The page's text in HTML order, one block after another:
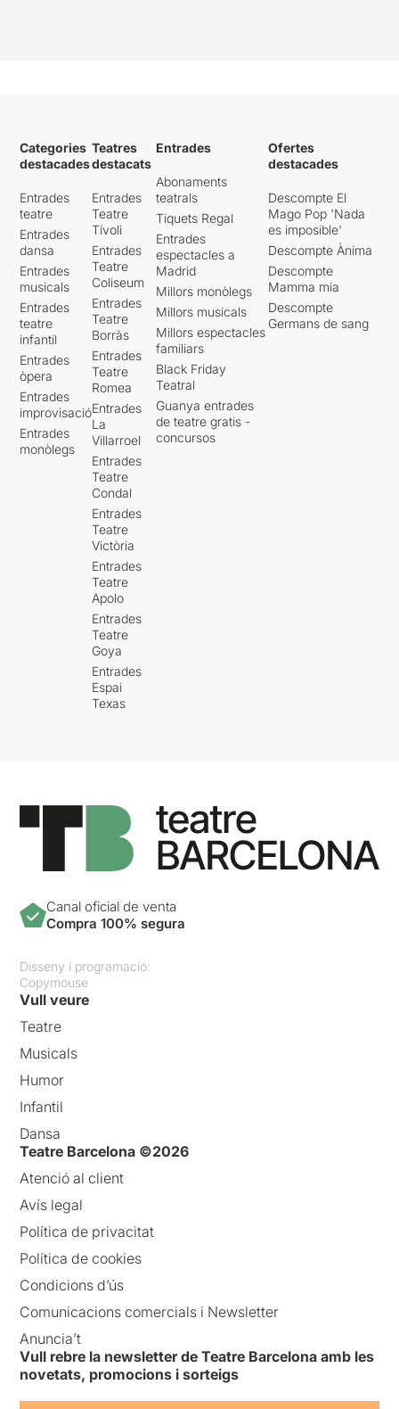
fent una mica dispersa en
moments puntuals.
Tot i aquests petits moments
de distensió, l’obra manté la
seva essència i, en general,
la seva proposta creativa
continua sent fresca i
estimulant.
Podeu llegir la resta de la
meva opinió al següent
enllaç
Categories
destacades
Entrades
teatre
Entrades
dansa
Entrades
musicals
Entrades
teatre
infantil
Entrades
òpera
Entrades
improvisació
Entrades
monòlegs
Teatres
destacats
Entrades
Teatre
Tívoli
Entrades
Teatre
Coliseum
Entrades
Teatre
Borràs
Entrades
Teatre
Romea
Entrades
La
Villarroel
Entrades
Teatre
Condal
Entrades
Teatre
Victòria
Entrades
Teatre
Apolo
Entrades
Teatre
Goya
Entrades
Espai
Texas
Entrades
Abonaments
teatrals
Tiquets Regal
Entrades
espectacles a
Madrid
Millors monòlegs
Millors musicals
Millors espectacles
familiars
Black Friday
Teatral
Guanya entrades
de teatre gratis -
concursos
Ofertes
destacades
Descompte El
Mago Pop 'Nada
es imposible'
Descompte Ànima
Descompte
Mamma mia
Descompte
Germans de sang
Canal oficial de venta
Compra 100% segura
Disseny i programació:
Copymouse
Vull veure
Teatre
Musicals
Humor
Infantil
Dansa
Teatre Barcelona ©2026
Atenció al client
Avís legal
Política de privacitat
Política de cookies
Condicions d’ús
Comunicacions comercials i Newsletter
Anuncia’t
Vull rebre la newsletter de Teatre Barcelona amb les
novetats, promocions i sorteigs